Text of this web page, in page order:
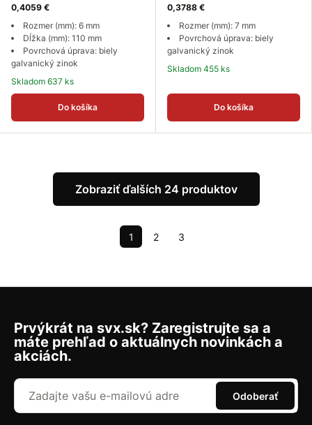
0,4059 €
Rozmer (mm): 6 mm
Dĺžka (mm): 110 mm
Povrchová úprava: biely
galvanický zinok
Skladom 637 ks
Do košíka
0,3788 €
Rozmer (mm): 7 mm
Povrchová úprava: biely
galvanický zinok
Skladom 455 ks
Do košíka
Zobraziť ďalších 24 produktov
1 2 3
Prvýkrát na svx.sk? Zaregistrujte sa a
máte prehľad o aktuálnych novinkách a
akciách.
Odoberať